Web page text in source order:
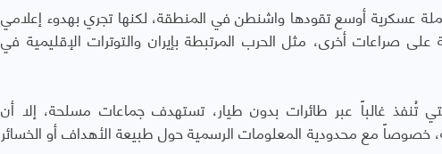
عسكرية أوسع تقودها واشنطن في المنطقة، لكنها تجري بهدوء إعلامي
صراعات أخرى، مثل الحرب المرتبطة بإيران والتوترات الإقليمية في
تُنفذ غالباً عبر طائرات بدون طيار، تستهدف جماعات مسلحة، إلا أن
خصوصاً مع محدودية المعلومات الرسمية حول طبيعة الأهداف أو الخسائر